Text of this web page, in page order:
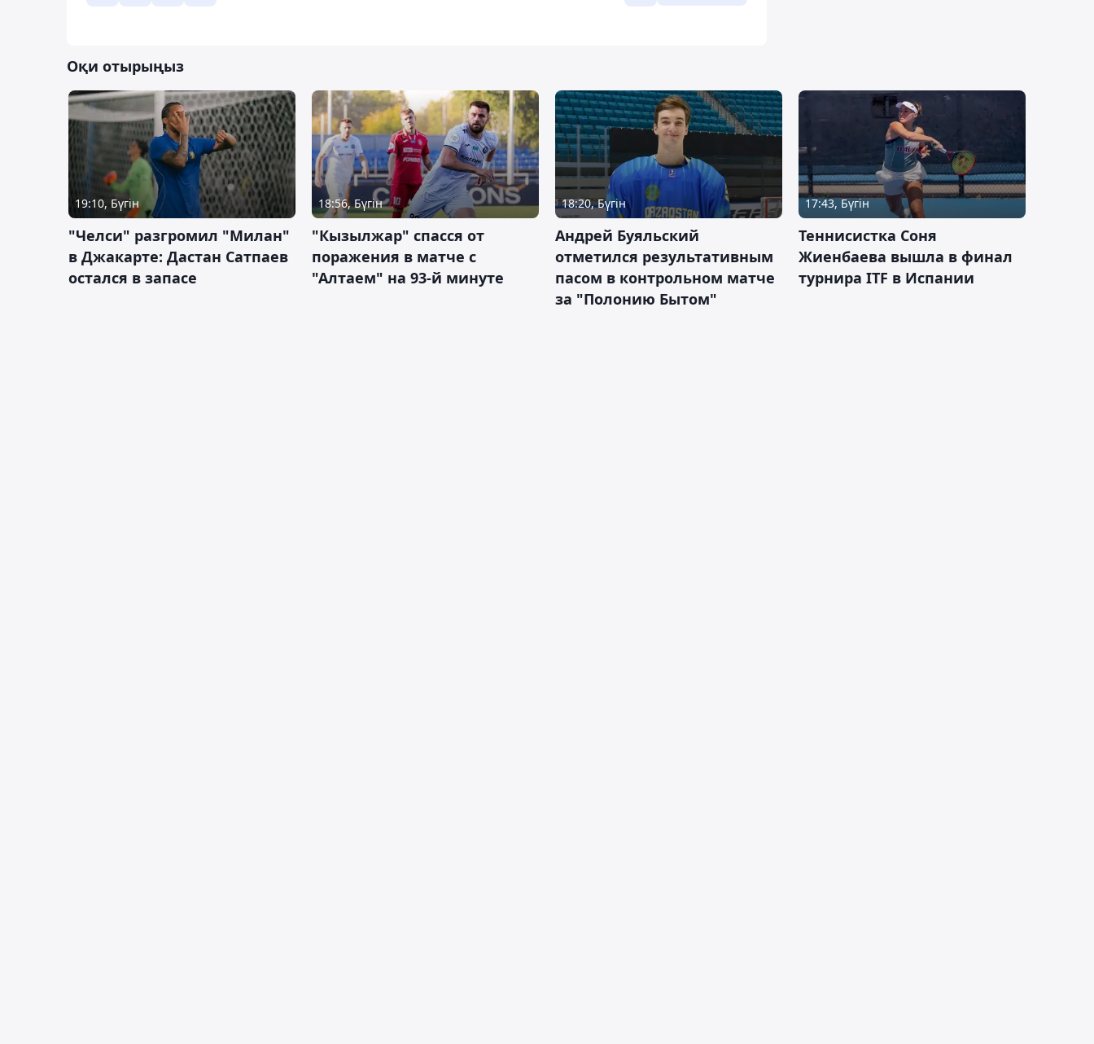
Оқи отырыңыз
19:10, Бүгін
"Челси" разгромил "Милан"
в Джакарте: Дастан Сатпаев
остался в запасе
18:56, Бүгін
"Кызылжар" спасся от
поражения в матче с
"Алтаем" на 93-й минуте
18:20, Бүгін
Андрей Буяльский
отметился результативным
пасом в контрольном матче
за "Полонию Бытом"
17:43, Бүгін
Теннисистка Соня
Жиенбаева вышла в финал
турнира ITF в Испании